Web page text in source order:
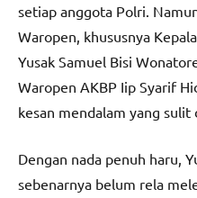
setiap anggota Polri.
Waropen, khususnya
Yusak Samuel Bisi
Waropen AKBP Iip Syarif
kesan mendalam yang sulit
Dengan nada penuh haru,
sebenarnya belum rela